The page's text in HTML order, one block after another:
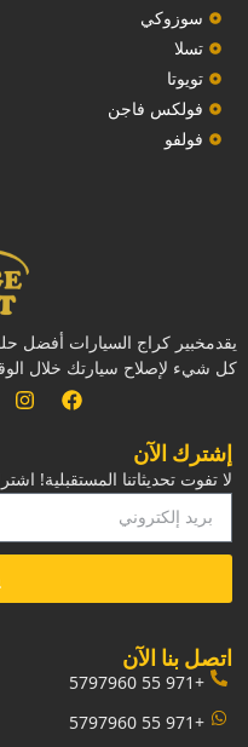
سوزوكي
تسلا
تويوتا
فولكس فاجن
فولفو
يقدمخبير كراج السيارات أفضل
كل شيء لإصلاح سيارتك خلال
إشترك الآن
لا تفوت تحديثاتنا المستقبلية!
‏اتصل بنا الآن‏
+971 55 5797960
+971 55 5797960